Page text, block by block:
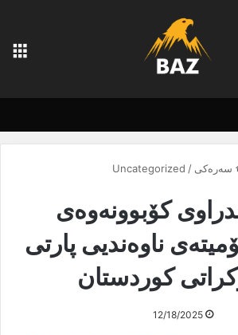
سەرەکی /
Uncategorized
كۆبوونەوەی
ناوەندیی پارتی
كوردستان
12/18/2025